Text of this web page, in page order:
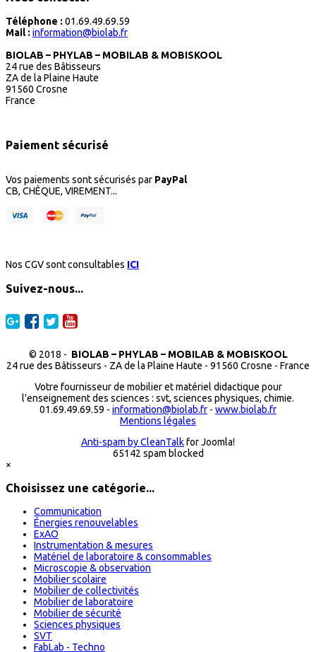
Téléphone : 01.69.49.69.59
Mail : information@biolab.fr
BIOLAB – PHYLAB – MOBILAB & MOBISKOOL
24 rue des Bâtisseurs
ZA de la Plaine Haute
91560 Crosne
France
Paiement sécurisé
Vos paiements sont sécurisés par PayPal
CB, CHÈQUE, VIREMENT...
Nos CGV sont consultables ICI
Suivez-nous...
© 2018 - BIOLAB – PHYLAB – MOBILAB & MOBISKOOL
24 rue des Bâtisseurs - ZA de la Plaine Haute - 91560 Crosne - France
Votre fournisseur de mobilier et matériel didactique pour
l'enseignement des sciences : svt, sciences physiques, chimie.
01.69.49.69.59 - information@biolab.fr - www.biolab.fr
Mentions légales
Anti-spam by CleanTalkfor Joomla!
65142 spam blocked
×
Choisissez une catégorie...
Communication
Énergies renouvelables
ExAO
Instrumentation & mesures
Matériel de laboratoire & consommables
Microscopie & observation
Mobilier scolaire
Mobilier de collectivités
Mobilier de laboratoire
Mobilier de sécurité
Sciences physiques
SVT
FabLab - Techno